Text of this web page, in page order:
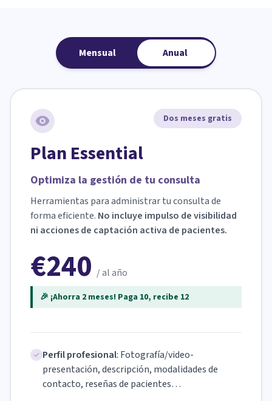
Mensual Anual
Dos meses gratis
Plan Essential
Optimiza la gestión de tu consulta
Herramientas para administrar tu consulta de
forma eficiente. No incluye impulso de visibilidad
ni acciones de captación activa de pacientes.
€240 / al año
🎉 ¡Ahorra 2 meses! Paga 10, recibe 12
Perfil profesional: Fotografía/video-
presentación, descripción, modalidades de
contacto, reseñas de pacientes…